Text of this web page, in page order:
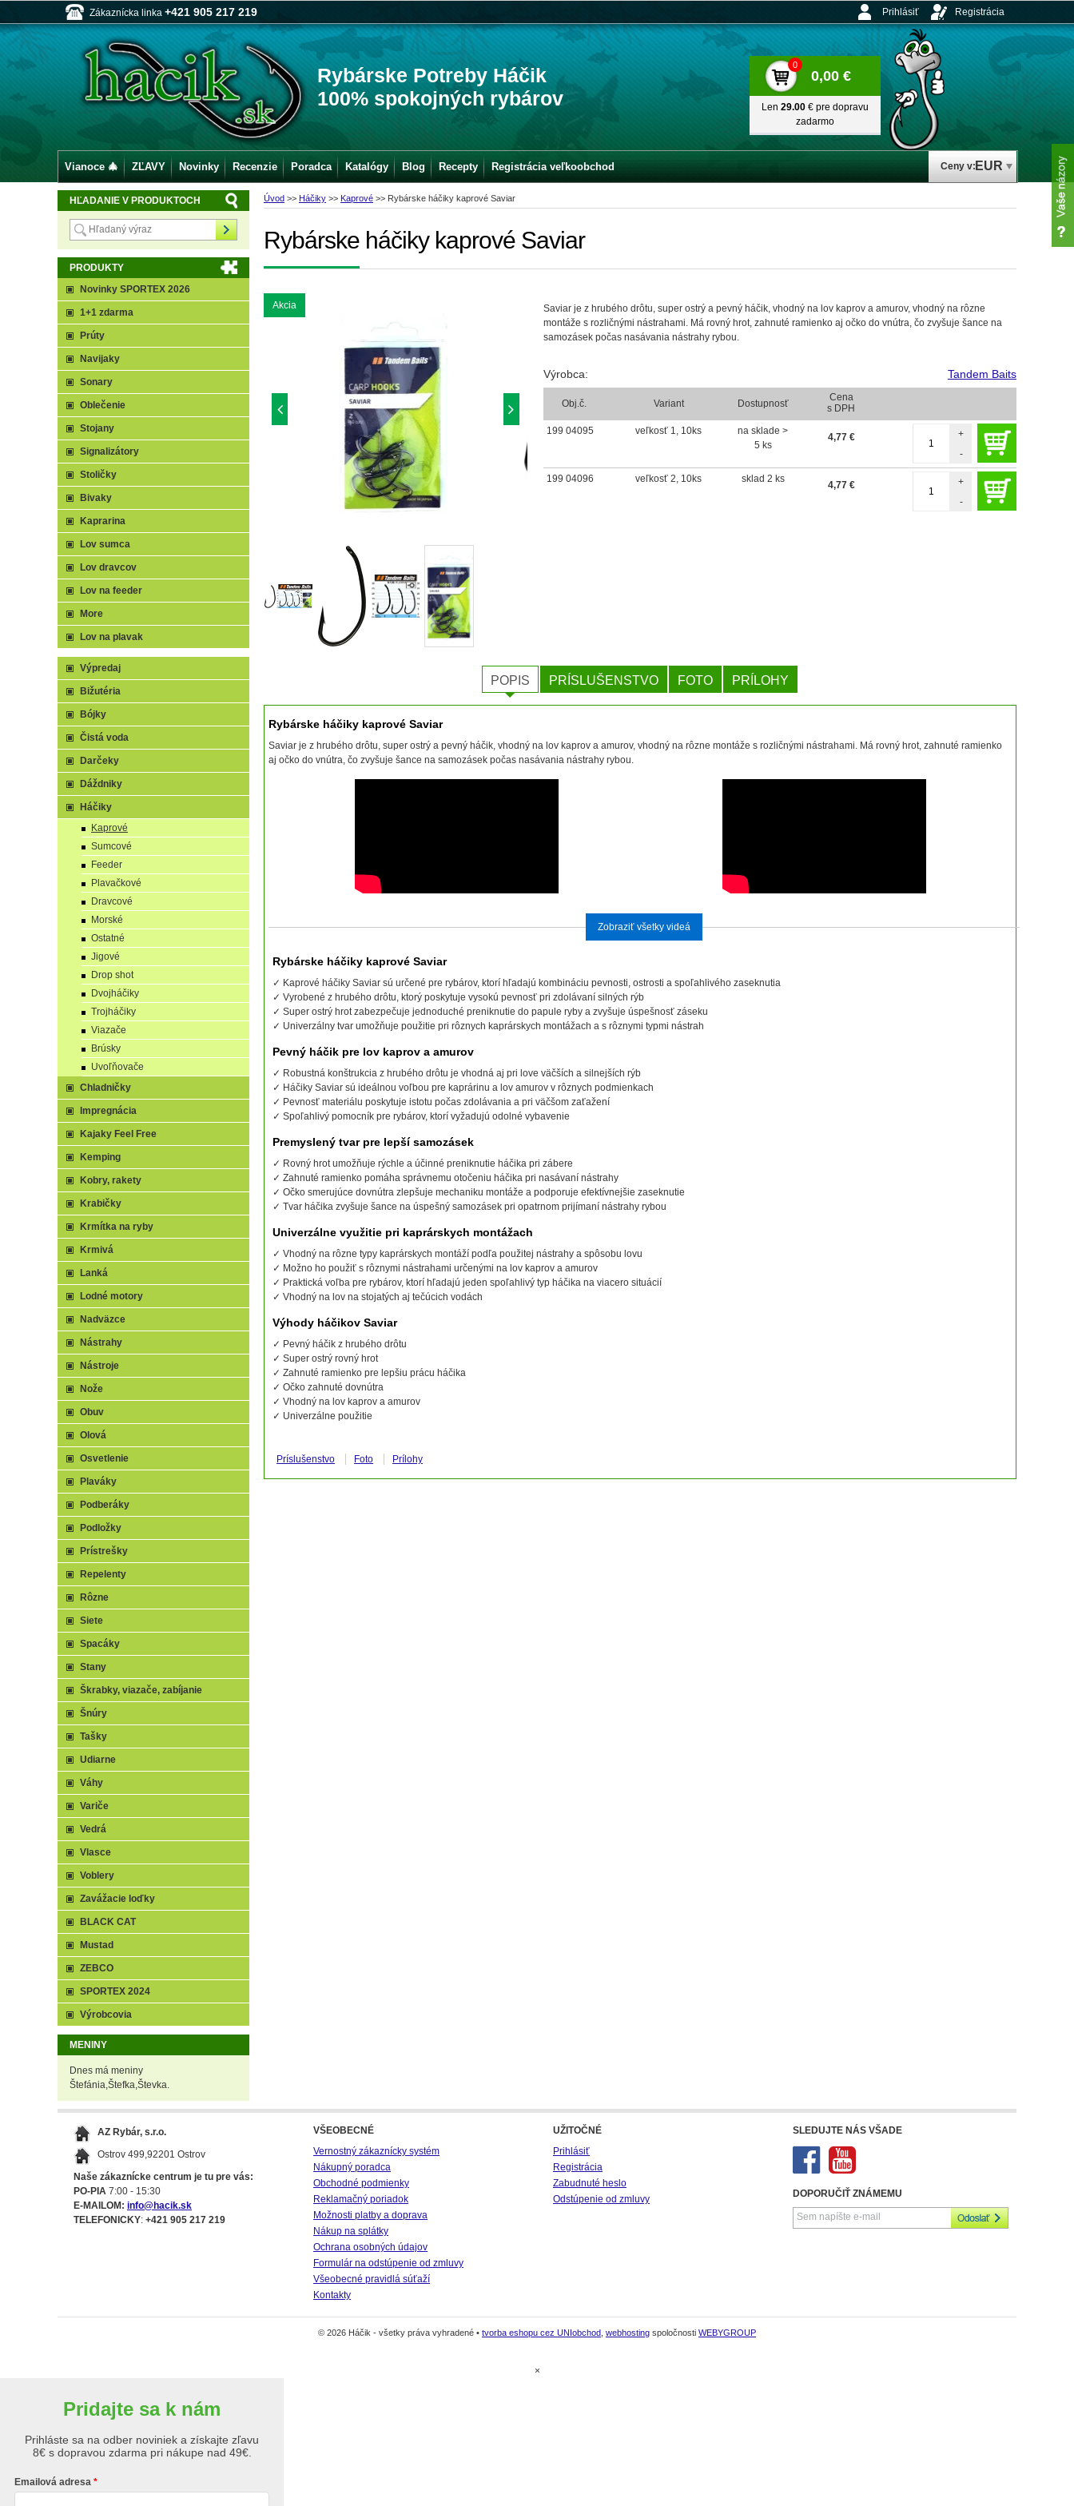
Zákaznícka linka +421 905 217 219
Rybárske Potreby Háčik
100% spokojných rybárov
Ceny v: EUR
Prihlásiť Registrácia
0
0,00 €
Len 29.00 € pre dopravu
zadarmo
Úvod >> Háčiky >> Kaprové >> Rybárske háčiky kaprové Saviar
Rybárske háčiky kaprové Saviar
Akcia
Saviar je z hrubého drôtu, super ostrý a pevný háčik, vhodný na lov kaprov a amurov, vhodný na rôzne
montáže s rozličnými nástrahami. Má rovný hrot, zahnuté ramienko aj očko do vnútra, čo zvyšuje šance na
samozásek počas nasávania nástrahy rybou.
Výrobca: Tandem Baits
Obj.č. Variant Dostupnosť
Cena
s DPH
199 04095
veľkosť 1, 10ks
na sklade >
5 ks
4,77 €
-
+
199 04096 veľkosť 2, 10ks sklad 2 ks
4,77 €
-
+
POPIS PRÍSLUŠENSTVO FOTO PRÍLOHY
Rybárske háčiky kaprové Saviar
Saviar je z hrubého drôtu, super ostrý a pevný háčik, vhodný na lov kaprov a amurov, vhodný na rôzne montáže s rozličnými nástrahami. Má rovný hrot, zahnuté ramienko
aj očko do vnútra, čo zvyšuje šance na samozásek počas nasávania nástrahy rybou.
Zobraziť všetky videá
Rybárske háčiky kaprové Saviar
✓ Kaprové háčiky Saviar sú určené pre rybárov, ktorí hľadajú kombináciu pevnosti, ostrosti a spoľahlivého zaseknutia
✓ Vyrobené z hrubého drôtu, ktorý poskytuje vysokú pevnosť pri zdolávaní silných rýb
✓ Super ostrý hrot zabezpečuje jednoduché preniknutie do papule ryby a zvyšuje úspešnosť záseku
✓ Univerzálny tvar umožňuje použitie pri rôznych kaprárskych montážach a s rôznymi typmi nástrah
Pevný háčik pre lov kaprov a amurov
✓ Robustná konštrukcia z hrubého drôtu je vhodná aj pri love väčších a silnejších rýb
✓ Háčiky Saviar sú ideálnou voľbou pre kaprárinu a lov amurov v rôznych podmienkach
✓ Pevnosť materiálu poskytuje istotu počas zdolávania a pri väčšom zaťažení
✓ Spoľahlivý pomocník pre rybárov, ktorí vyžadujú odolné vybavenie
Premyslený tvar pre lepší samozásek
✓ Rovný hrot umožňuje rýchle a účinné preniknutie háčika pri zábere
✓ Zahnuté ramienko pomáha správnemu otočeniu háčika pri nasávaní nástrahy
✓ Očko smerujúce dovnútra zlepšuje mechaniku montáže a podporuje efektívnejšie zaseknutie
✓ Tvar háčika zvyšuje šance na úspešný samozásek pri opatrnom prijímaní nástrahy rybou
Univerzálne využitie pri kaprárskych montážach
✓ Vhodný na rôzne typy kaprárskych montáží podľa použitej nástrahy a spôsobu lovu
✓ Možno ho použiť s rôznymi nástrahami určenými na lov kaprov a amurov
✓ Praktická voľba pre rybárov, ktorí hľadajú jeden spoľahlivý typ háčika na viacero situácií
✓ Vhodný na lov na stojatých aj tečúcich vodách
Výhody háčikov Saviar
✓ Pevný háčik z hrubého drôtu
✓ Super ostrý rovný hrot
✓ Zahnuté ramienko pre lepšiu prácu háčika
✓ Očko zahnuté dovnútra
✓ Vhodný na lov kaprov a amurov
✓ Univerzálne použitie
Príslušenstvo Foto Prílohy
HĽADANIE V PRODUKTOCH
PRODUKTY
Novinky SPORTEX 2026
1+1 zdarma
Prúty
Navijaky
Sonary
Oblečenie
Stojany
Signalizátory
Stoličky
Bivaky
Kaprarina
Lov sumca
Lov dravcov
Lov na feeder
More
Lov na plavak
Výpredaj
Bižutéria
Bójky
Čistá voda
Darčeky
Dáždniky
Háčiky
Kaprové
Sumcové
Feeder
Plavačkové
Dravcové
Morské
Ostatné
Jigové
Drop shot
Dvojháčiky
Trojháčiky
Viazače
Brúsky
Uvoľňovače
Chladničky
Impregnácia
Kajaky Feel Free
Kemping
Kobry, rakety
Krabičky
Krmítka na ryby
Krmivá
Lanká
Lodné motory
Nadväzce
Nástrahy
Nástroje
Nože
Obuv
Olová
Osvetlenie
Plaváky
Podberáky
Podložky
Prístrešky
Repelenty
Rôzne
Siete
Spacáky
Stany
Škrabky, viazače, zabíjanie
Šnúry
Tašky
Udiarne
Váhy
Variče
Vedrá
Vlasce
Voblery
Zavážacie loďky
BLACK CAT
Mustad
ZEBCO
SPORTEX 2024
Výrobcovia
MENINY
Dnes má meniny
Štefánia,Štefka,Števka.
Vianoce 🎄 ZĽAVY Novinky Recenzie Poradca Katalógy Blog Recepty Registrácia veľkoobchod
AZ Rybár, s.r.o.
Ostrov 499,92201 Ostrov
Naše zákaznícke centrum je tu pre vás:
PO-PIA 7:00 - 15:30
E-MAILOM: info@hacik.sk
TELEFONICKY: +421 905 217 219
VŠEOBECNÉ
Vernostný zákaznícky systém
Nákupný poradca
Obchodné podmienky
Reklamačný poriadok
Možnosti platby a doprava
Nákup na splátky
Ochrana osobných údajov
Formulár na odstúpenie od zmluvy
Všeobecné pravidlá súťaží
Kontakty
UŽITOČNÉ
Prihlásiť
Registrácia
Zabudnuté heslo
Odstúpenie od zmluvy
SLEDUJTE NÁS VŠADE
DOPORUČIŤ ZNÁMEMU
© 2026 Háčik - všetky práva vyhradené • tvorba eshopu cez UNIobchod webhosting spoločnosti WEBYGROUP
×
Pridajte sa k nám
Prihláste sa na odber noviniek a získajte zľavu
8€ s dopravou zdarma pri nákupe nad 49€.
Emailová adresa